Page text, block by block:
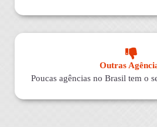
Outras
Poucas agências no Brasil tem o